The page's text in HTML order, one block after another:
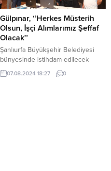
Gülpınar, ‘’Herkes Müsterih
Olsun, İşçi Alımlarımız Şeffaf
Olacak’’
Şanlıurfa Büyükşehir Belediyesi
bünyesinde istihdam edilecek
geçici işçiler, çekilen
kuraylabelirlendi. Noter huzurunda
07.08.2024 18:27 0